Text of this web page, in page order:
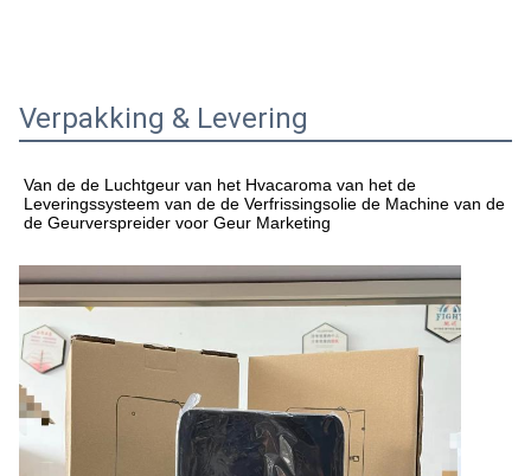
Verpakking & Levering
Van de de Luchtgeur van het Hvacaroma van het de
Leveringssysteem van de de Verfrissingsolie de Machine van de
de Geurverspreider voor Geur Marketing